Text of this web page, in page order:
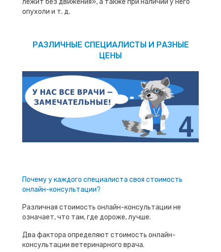
лежит без движения», а также при наличии у него
опухоли и т. д.
РАЗЛИЧНЫЕ СПЕЦИАЛИСТЫ И РАЗНЫЕ
ЦЕНЫ
Почему у каждого специалиста своя стоимость
онлайн-консультации?
Различная стоимость онлайн-консультации не
означает, что там, где дороже, лучше.
Два фактора определяют стоимость онлайн-
консультации ветеринарного врача.